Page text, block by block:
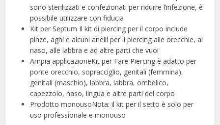
sono sterilizzati e confezionati per ridurre l’infezione, è
possibile utilizzare con fiducia
Kit per Septum Il kit di piercing per il corpo include
pinze, aghi e alcuni anelli per il piercing alle orecchie, al
naso, alle labbra e ad altre parti che vuoi
Ampia applicazioneKit per Fare Piercing è adatto per
ponte orecchio, sopracciglio, genitali (femmina),
genitali (maschio), labbra, labbra, ombelico,
capezzolo, naso, lingua e altre parti del corpo
Prodotto monousoNota: il kit per il setto è solo per
uso professionale e monouso